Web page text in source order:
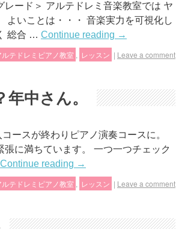
ード＞ アルテドレミ音楽教室では ヤ
よいことは・・・ 音楽実力を可視化し
総合 … Continue reading →
ルテドレミピアノ教室 レッスン | Leave a comment
中さん。
ースが終わりピアノ演奏コースに。
に満ちています。 一つ一つチェック
Continue reading →
ルテドレミピアノ教室 レッスン | Leave a comment